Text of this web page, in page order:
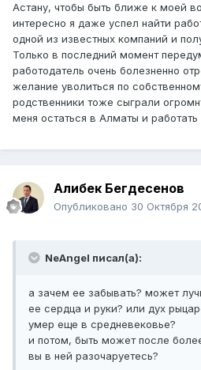
Астану, чтобы быть ближе к моей
интересно я даже успел найти
одной из известных компаний и
Только в последний момент
работодатель очень болезненно
желание уволиться по
родственники тоже сыграли
меня остаться в Алматы и
Алибек Бегдесенов
Опубликовано 30 Октября
NeAngel писал(а):
а зачем ее забывать? может
ее сердца и руки? или дух
умер еще в средневековье?
и потом, быть может после
вы в ней разочаруетесь?